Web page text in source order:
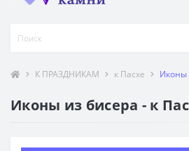
К ПРАЗДНИКАМ к Пасхе Иконы
Иконы из бисера - к